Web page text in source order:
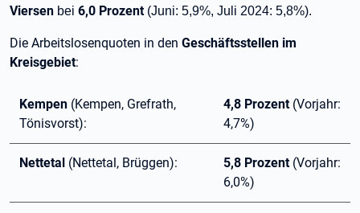
Viersen bei 6,0 Prozent(Juni: 5,9%, Juli 2024: 5,8%).
Die Arbeitslosenquoten in den Geschäftsstellen im
Kreisgebiet:
Kempen (Kempen, Grefrath,
Tönisvorst):
4,8 Prozent(Vorjahr:
4,7%)
Nettetal (Nettetal, Brüggen): 5,8 Prozent(Vorjahr:
6,0%)